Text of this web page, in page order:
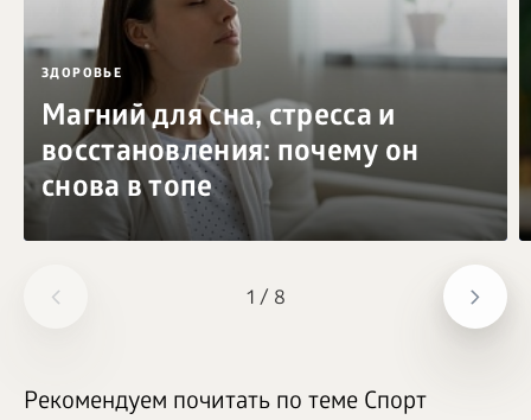
1 / 8
ЗДОРОВЬЕ
Магний для сна, стресса и
восстановления: почему он
снова в топе
Рекомендуем почитать по теме Спорт